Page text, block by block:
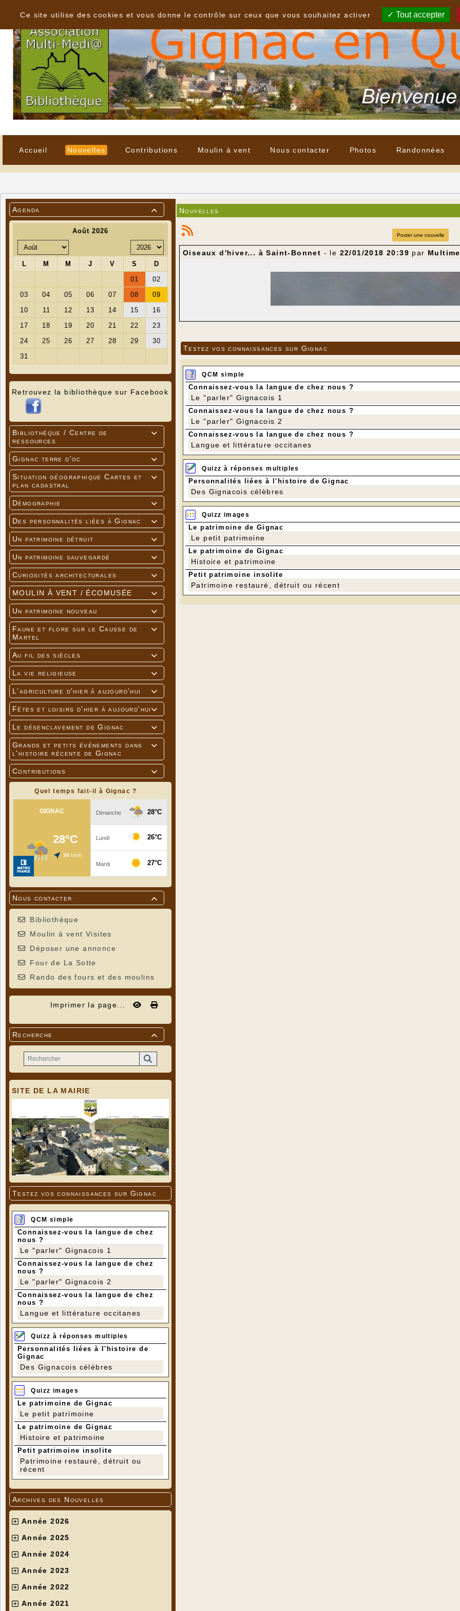
Accueil Nouvelles Contributions Moulin à vent Nous contacter Photos Randonnées

Agenda
Retrouvez la bibliothèque sur Facebook

Bibliothèque / Centre de
ressources

Gignac terre d'oc

Situation géographique Cartes et
plan cadastral

Démographie

Des personnalités liées à Gignac

Un patrimoine détruit

Un patrimoine sauvegardé

Curiosités architecturales

MOULIN À VENT / ÉCOMUSÉE

Un patrimoine nouveau

Faune et flore sur le Causse de
Martel

Au fil des siècles

La vie religieuse

L'agriculture d'hier à aujourd'hui

Fêtes et loisirs d'hier à aujourd'hui

Le désenclavement de Gignac

Grands et petits événements dans
l'histoire récente de Gignac

Contributions
Quel temps fait-il à Gignac ?

Nous contacter
Bibliothèque
Moulin à vent Visites
Déposer une annonce
Four de La Sotte
Rando des fours et des moulins
Imprimer la page...

Recherche
SITE DE LA MAIRIE
Testez vos connaissances sur Gignac
QCM simple
Connaissez-vous la langue de chez
nous ?
Le "parler" Gignacois 1
Connaissez-vous la langue de chez
nous ?
Le "parler" Gignacois 2
Connaissez-vous la langue de chez
nous ?
Langue et littérature occitanes
Quizz à réponses multiples
Personnalités liées à l'histoire de
Gignac
Des Gignacois célèbres
Quizz images
Le patrimoine de Gignac
Le petit patrimoine
Le patrimoine de Gignac
Histoire et patrimoine
Petit patrimoine insolite
Patrimoine restauré, détruit ou
récent
Archives des Nouvelles
Année 2026
Année 2025
Année 2024
Année 2023
Année 2022
Année 2021
Nouvelles
Poster une nouvelle
Oiseaux d'hiver... à Saint-Bonnet - le 22/01/2018 20:39 par
Testez vos connaissances sur Gignac
QCM simple
Connaissez-vous la langue de chez nous ?
Le "parler" Gignacois 1
Connaissez-vous la langue de chez nous ?
Le "parler" Gignacois 2
Connaissez-vous la langue de chez nous ?
Langue et littérature occitanes
Quizz à réponses multiples
Personnalités liées à l'histoire de Gignac
Des Gignacois célèbres
Quizz images
Le patrimoine de Gignac
Le petit patrimoine
Le patrimoine de Gignac
Histoire et patrimoine
Petit patrimoine insolite
Patrimoine restauré, détruit ou récent
Ce site utilise des cookies et vous donne le contrôle sur ceux que vous souhaitez activer
Tout accepter